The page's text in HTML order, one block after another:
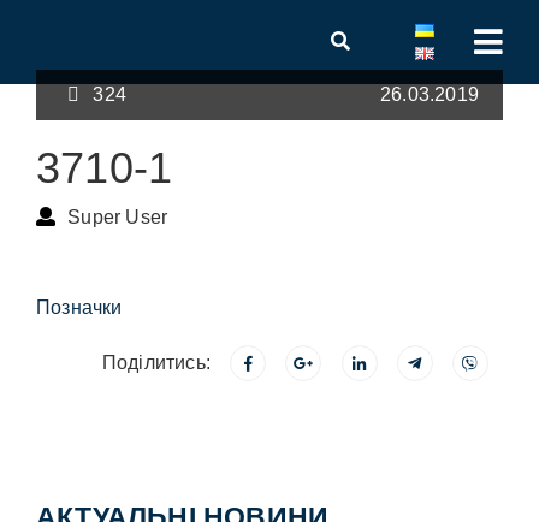
324 26.03.2019
3710-1
Super User
Позначки
Поділитись: